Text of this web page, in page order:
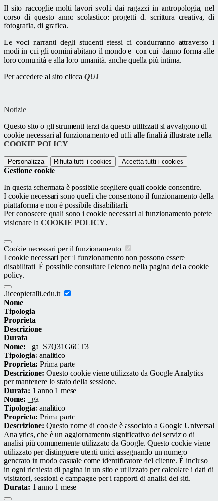
Il sito raccoglie molti lavori svolti dai ragazzi in antropologia, nel
corso di questo anno scolastico: progetti di scrittura creativa, di
fotografia, di grafica.
Le voci narranti degli studenti stessi ci condurranno attraverso i
modi in cui gli uomini abitano il mondo e con cui danno forma alle
loro comunità e alla loro umanità, anche quella più intima.
Per accedere al sito clicca QUI
Notizie
Questo sito o gli strumenti terzi da questo utilizzati si avvalgono di
cookie necessari al funzionamento ed utili alle finalità illustrate nella
COOKIE POLICY.
Personalizza Rifiuta tutti i cookies Accetta tutti i cookies
Gestione cookie
In questa schermata è possibile scegliere quali cookie consentire.
I cookie necessari sono quelli che consentono il funzionamento della
piattaforma e non è possibile disabilitarli.
Per conoscere quali sono i cookie necessari al funzionamento potete
visionare la COOKIE POLICY.
Cookie necessari per il funzionamento
I cookie necessari per il funzionamento non possono essere
disabilitati. È possibile consultare l'elenco nella pagina della cookie
policy.
.liceopieralli.edu.it
Nome
Tipologia
Proprieta
Descrizione
Durata
Nome: _ga_S7Q31G6CT3
Tipologia: analitico
Proprieta: Prima parte
Descrizione: Questo cookie viene utilizzato da Google Analytics
per mantenere lo stato della sessione.
Durata: 1 anno 1 mese
Nome: _ga
Tipologia: analitico
Proprieta: Prima parte
Descrizione: Questo nome di cookie è associato a Google Universal
Analytics, che è un aggiornamento significativo del servizio di
analisi più comunemente utilizzato da Google. Questo cookie viene
utilizzato per distinguere utenti unici assegnando un numero
generato in modo casuale come identificatore del cliente. È incluso
in ogni richiesta di pagina in un sito e utilizzato per calcolare i dati di
visitatori, sessioni e campagne per i rapporti di analisi dei siti.
Durata: 1 anno 1 mese